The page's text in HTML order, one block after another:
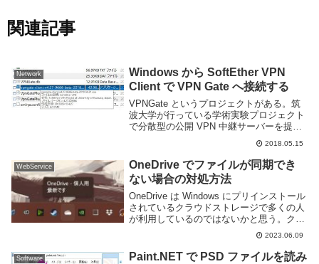
関連記事
Network
Windows から SoftEther VPN
Client で VPN Gate へ接続する
VPNGate というプロジェクトがある。筑
波大学が行っている学術実験プロジェクト
で分散型の公開 VPN 中継サーバーを提供
しており、無料で誰でも利用できる。VPN
を利用することで海外の検閲を迂回したり
IP アドレスを秘匿して安全に情報...
2018.05.15
WebService
OneDrive でファイルが同期でき
ない場合の対処方法
OneDrive は Windows にプリインストール
されているクラウドストレージで多くの人
が利用しているのではないかと思う。クラ
ウドストレージを使えばファイルをバック
アップしたり、他のコンピューターやスマ
ートフォンなどから簡単にアクセス...
2023.06.09
Software
Paint.NET で PSD ファイルを読み